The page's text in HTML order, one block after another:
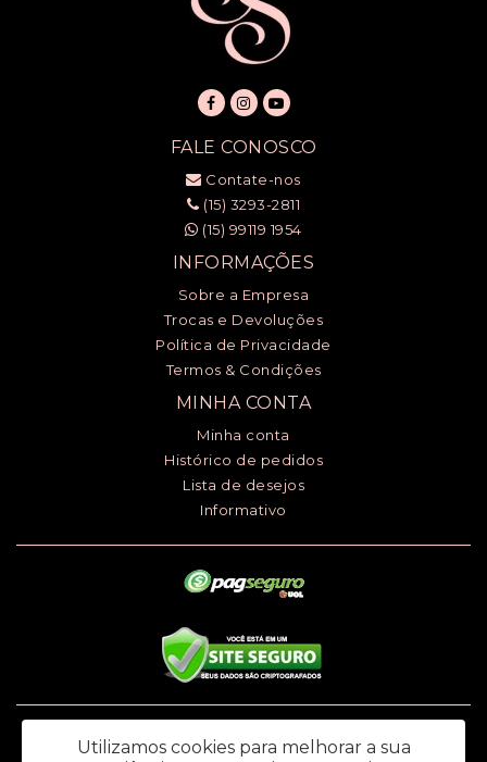
FALE CONOSCO
Contate-nos
(15) 3293-2811
(15) 99119 1954
INFORMAÇÕES
Sobre a Empresa
Trocas e Devoluções
Política de Privacidade
Termos & Condições
MINHA CONTA
Minha conta
Histórico de pedidos
Lista de desejos
Informativo
669.979.145.118
Utilizamos cookies para melhorar a sua